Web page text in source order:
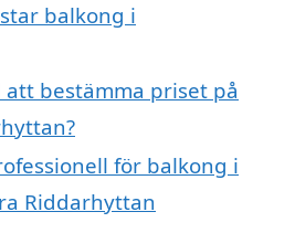
balkong i
bestämma priset på
för balkong i
Riddarhyttan